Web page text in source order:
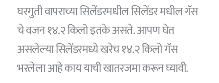
घरगुती वापराच्या सिलेंडरमधील सिलेंडर मधील गॅस
चे वजन १४.२ किलो इतके असते. आपण घेत
असलेल्या सिलेंडरमध्ये खरेच १४.२ किलो गॅस
भरलेला आहे काय याची खातरजमा करून घ्यावी.